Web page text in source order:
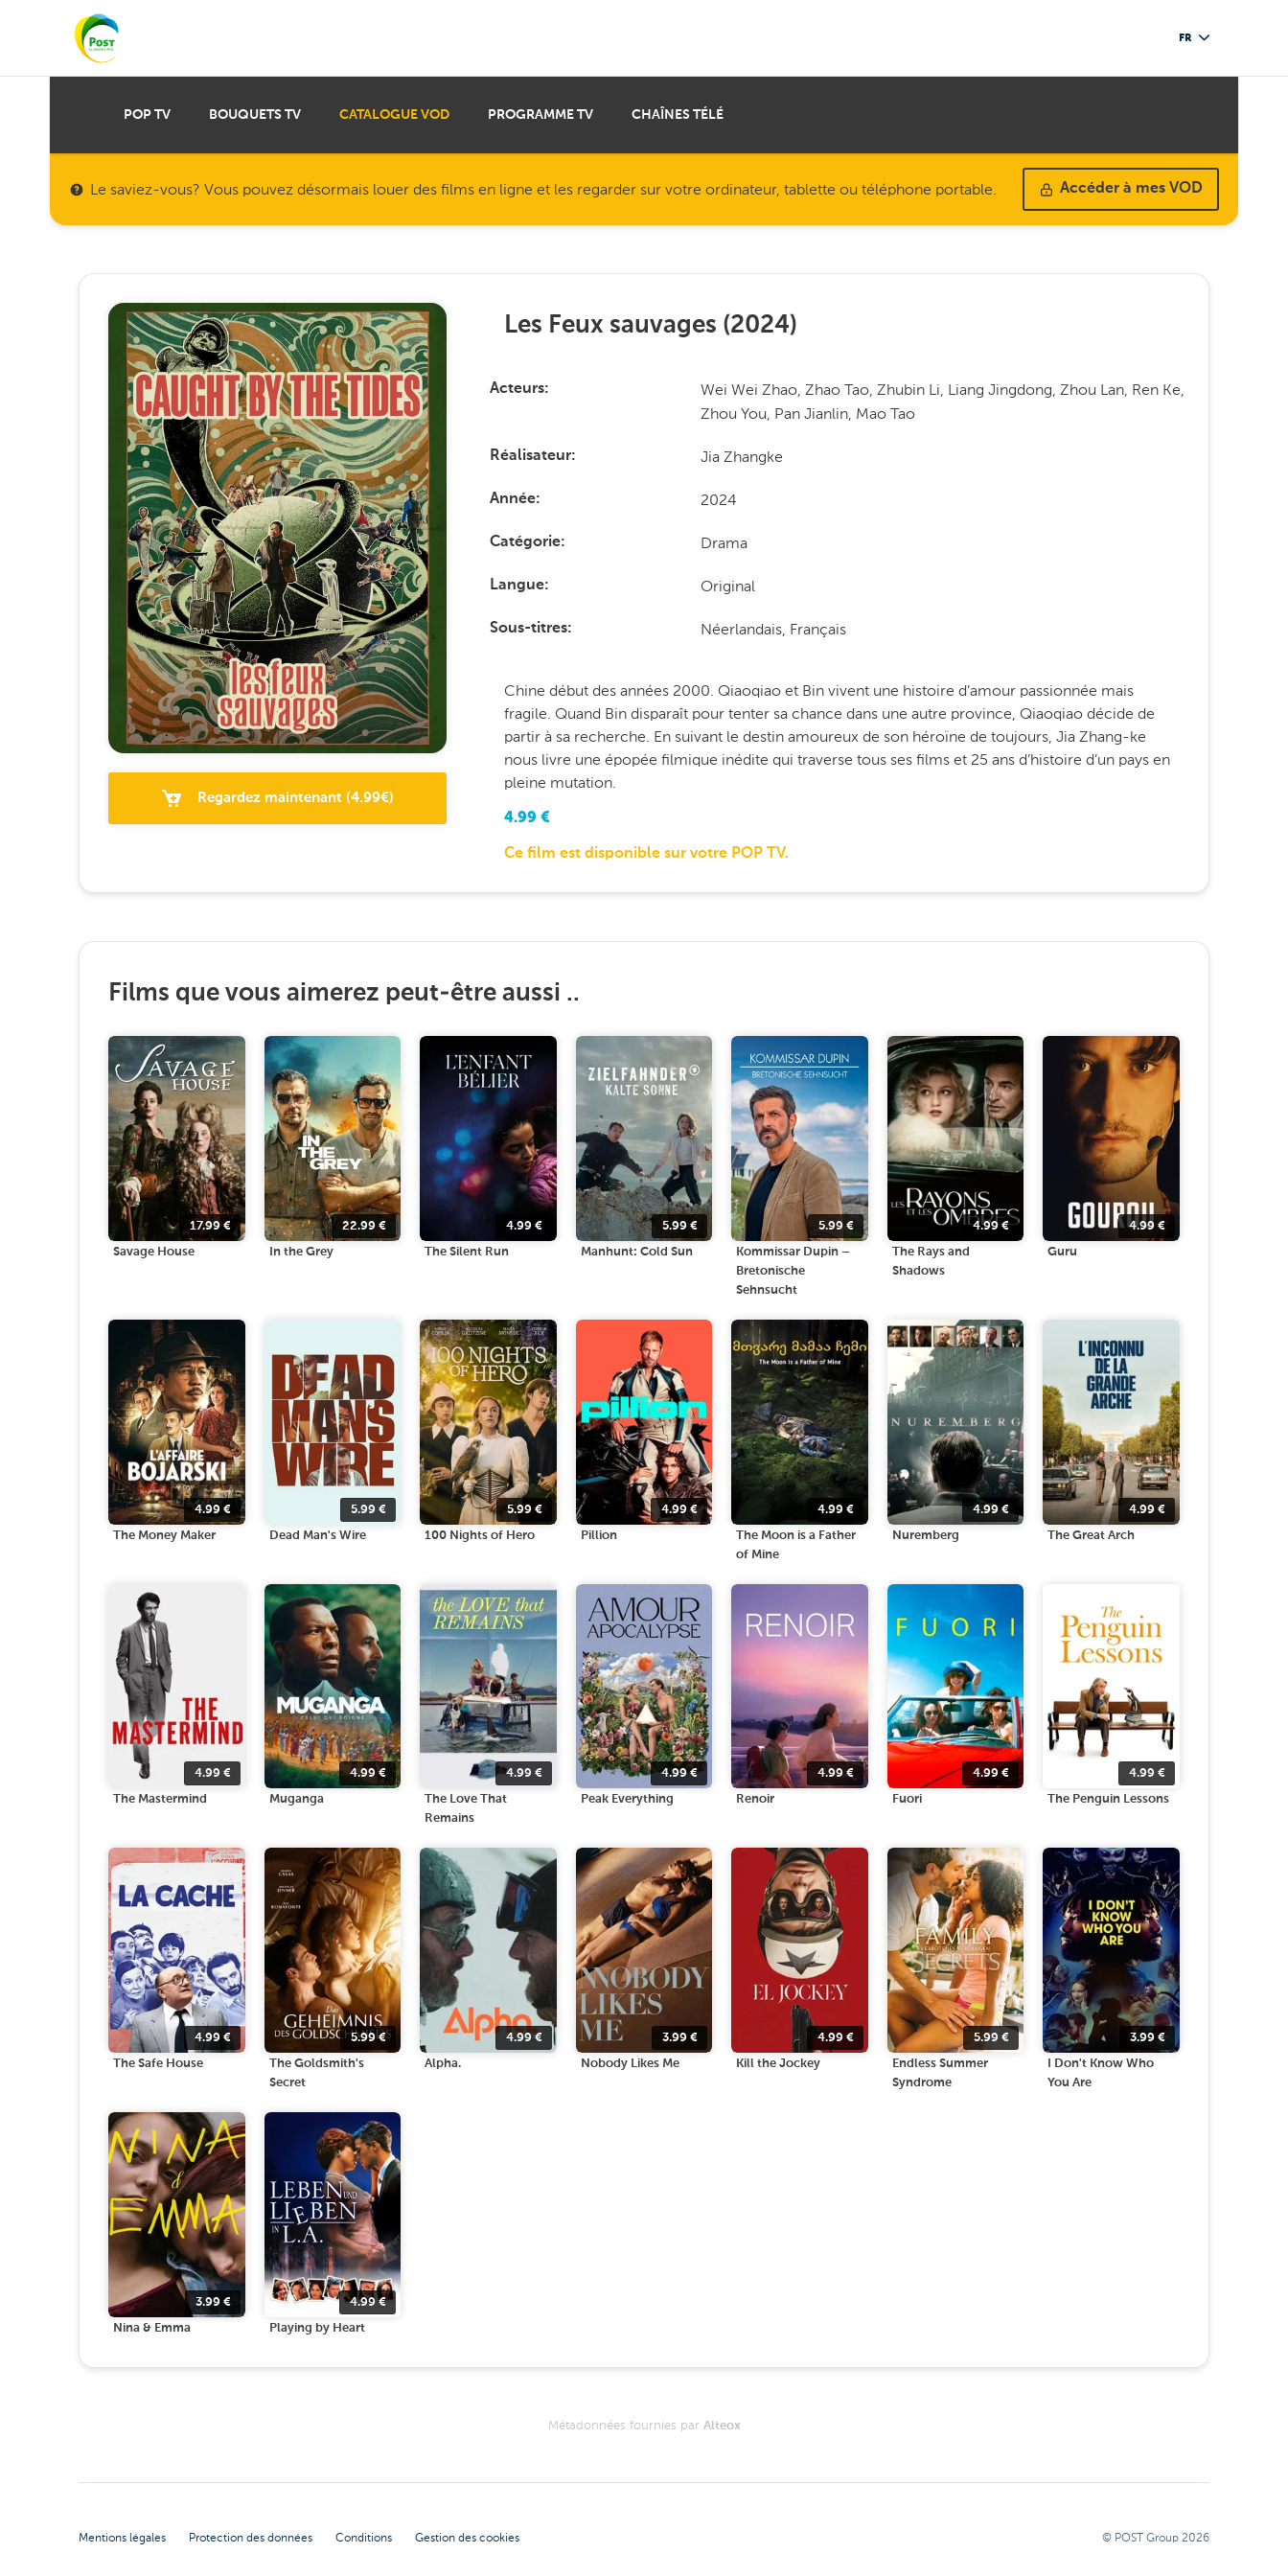
FR
POP TV BOUQUETS TV CATALOGUE VOD PROGRAMME TV CHAÎNES TÉLÉ
Le saviez-vous? Vous pouvez désormais louer des films en ligne et les regarder sur votre ordinateur, tablette ou téléphone portable. Accéder à mes VOD
Regardez maintenant (4.99€)
Les Feux sauvages (2024)
Acteurs
Wei Wei Zhao, Zhao Tao, Zhubin Li, Liang Jingdong, Zhou Lan, Ren Ke,
Zhou You, Pan Jianlin, Mao Tao
Réalisateur Jia Zhangke
Année 2024
Catégorie Drama
Langue Original
Sous-titres Néerlandais, Français
Chine début des années 2000. Qiaoqiao et Bin vivent une histoire d’amour passionnée mais
fragile. Quand Bin disparaît pour tenter sa chance dans une autre province, Qiaoqiao décide de
partir à sa recherche. En suivant le destin amoureux de son héroïne de toujours, Jia Zhang-ke
nous livre une épopée filmique inédite qui traverse tous ses films et 25 ans d’histoire d’un pays en
pleine mutation.
4.99 €
Ce film est disponible sur votre POP TV.
Films que vous aimerez peut-être aussi ..
17.99€
Savage House
22.99 €
In the Grey
4.99€
The Silent Run
5.99 €
Manhunt: Cold Sun
5.99€
Kommissar Dupin –
Bretonische
Sehnsucht
4.99€
The Rays and
Shadows
4.99€
Guru
4.99€
The Money Maker
5.99 €
Dead Man's Wire
5.99€
100 Nights of Hero
4.99€
Pillion
4.99€
The Moon is a Father
of Mine
4.99€
Nuremberg
4.99€
The Great Arch
4.99€
The Mastermind
4.99€
Muganga
4.99€
The Love That
Remains
4.99€
Peak Everything
4.99€
Renoir
4.99 €
Fuori
4.99€
The Penguin Lessons
4.99€
The Safe House
5.99€
The Goldsmith's
Secret
4.99€
Alpha.
3.99 €
Nobody Likes Me
4.99€
Kill the Jockey
5.99 €
Endless Summer
Syndrome
3.99€
I Don't Know Who
You Are
3.99€
Nina & Emma
4.99€
Playing by Heart
Métadonnées fournies par Alteox
Mentions légales Protection des données Conditions Gestion des cookies © POST Group 2026